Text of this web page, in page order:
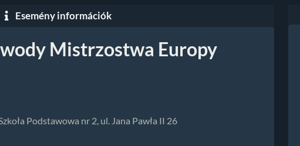
Esemény információk
Mistrzostwa Europy
Podstawowa nr 2, ul. Jana Pawła II 26